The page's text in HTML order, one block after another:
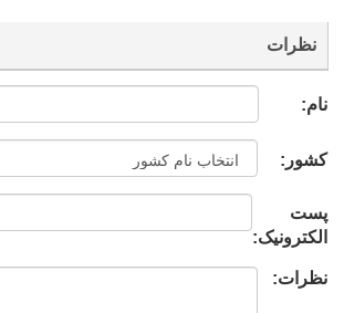
نظرات
نام:
کشور:
پست
الکترونیک:
نظرات: